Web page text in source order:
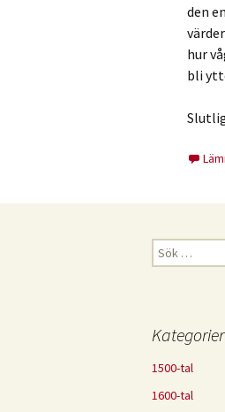
den
hur
bli
Sök
efter:
Kategorier
1500-tal
1600-tal